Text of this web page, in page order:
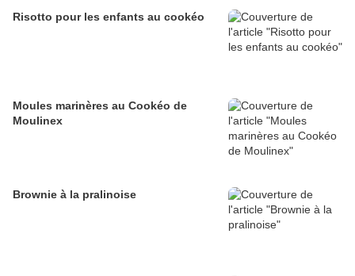
Risotto pour les enfants au cookéo
Moules marinères au Cookéo de
Moulinex
Brownie à la pralinoise